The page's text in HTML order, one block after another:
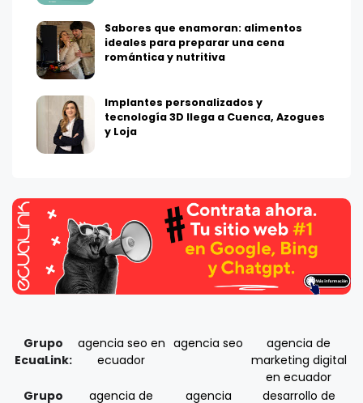
Sabores que enamoran: alimentos
ideales para preparar una cena
romántica y nutritiva
Implantes personalizados y
tecnología 3D llega a Cuenca, Azogues
y Loja
Grupo
EcuaLink:
agencia seo en
ecuador
agencia seo
agencia de
marketing digital
en ecuador
Grupo
agencia de agencia desarrollo de